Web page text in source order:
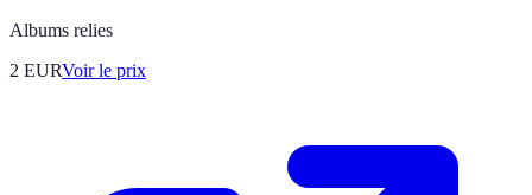
Albums relies
2 EURVoir le prix